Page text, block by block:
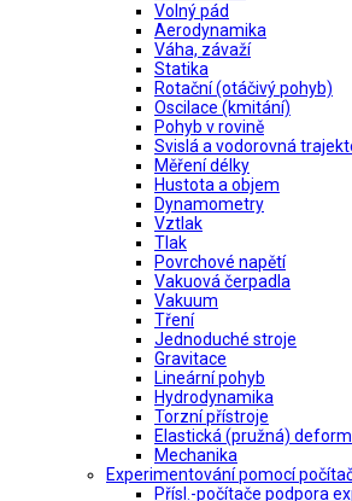
Volný pád
Aerodynamika
Váha, závaží
Statika
Rotační (otáčivý pohyb)
Oscilace (kmitání)
Pohyb v rovině
Svislá a vodorovná
Měření délky
Hustota a objem
Dynamometry
Vztlak
Tlak
Povrchové napětí
Vakuová čerpadla
Vakuum
Tření
Jednoduché stroje
Gravitace
Lineární pohyb
Hydrodynamika
Torzní přístroje
Elastická (pružná)
Mechanika
Experimentování pomocí
Přísl.-počítače podpora